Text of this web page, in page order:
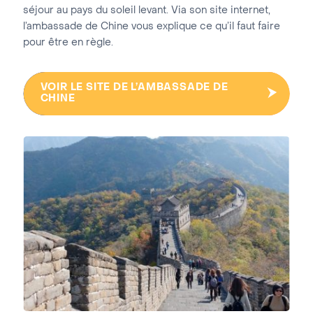
séjour au pays du soleil levant. Via son site internet,
l’ambassade de Chine vous explique ce qu’il faut faire
pour être en règle.
VOIR LE SITE DE L’AMBASSADE DE
CHINE